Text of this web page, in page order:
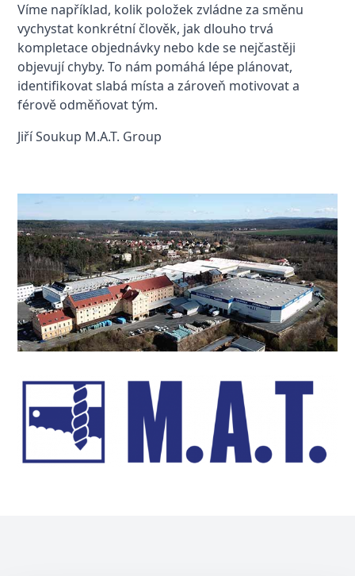
Víme například, kolik položek zvládne za směnu
vychystat konkrétní člověk, jak dlouho trvá
kompletace objednávky nebo kde se nejčastěji
objevují chyby. To nám pomáhá lépe plánovat,
identifikovat slabá místa a zároveň motivovat a
férově odměňovat tým.
Jiří Soukup M.A.T. Group